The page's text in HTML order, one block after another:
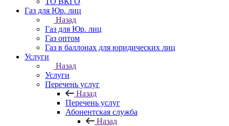
Газ для Юр. лиц
Назад
Газ для Юр. лиц
Газ оптом
Газ в баллонах для юридических лиц
Услуги
Назад
Услуги
Перечень услуг
Назад
Перечень услуг
Абонентская служба
Назад